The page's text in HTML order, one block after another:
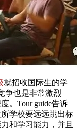
就招收国际生的学
争也是非常激烈
。Tour guide告诉
学校要远远跳出标
和学习能力，并且